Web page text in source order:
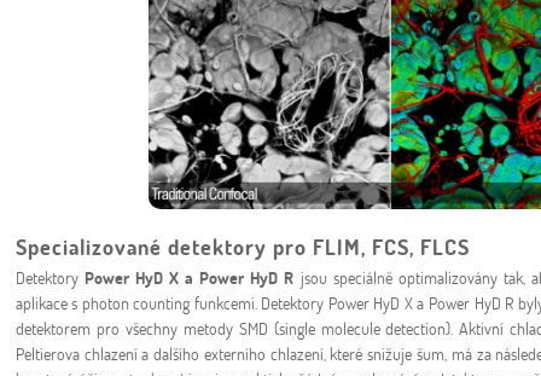
Specializované detektory pro FLIM, FCS, FLCS
Detektory Power HyD X a Power HyD R jsou speciálně optimalizovány tak,
aplikace s photon counting funkcemi. Detektory Power HyD X a Power HyD R
detektorem pro všechny metody SMD (single molecule detection). Aktivní
Peltierova chlazení a dalšího externího chlazení, které snižuje šum, má za